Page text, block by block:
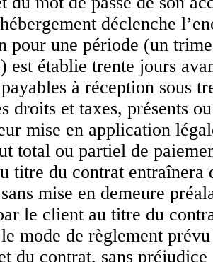
déclenche
pour une période (un
est établie trente jours
à réception sous
droits et taxes, présents
mise en application
total ou partiel de
titre du contrat entraînera
mise en demeure
le client au titre du
mode de règlement
du contrat, sans préjudice